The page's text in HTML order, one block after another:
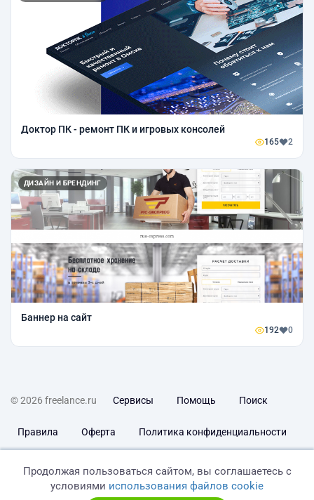
Доктор ПК - ремонт ПК и игровых консолей
165 2
ДИЗАЙН И БРЕНДИНГ
Баннер на сайт
192 0
© 2026 freelance.ru Сервисы Помощь Поиск
Правила Оферта Политика конфиденциальности
Продолжая пользоваться сайтом, вы соглашаетесь с
условиями использования файлов cookie